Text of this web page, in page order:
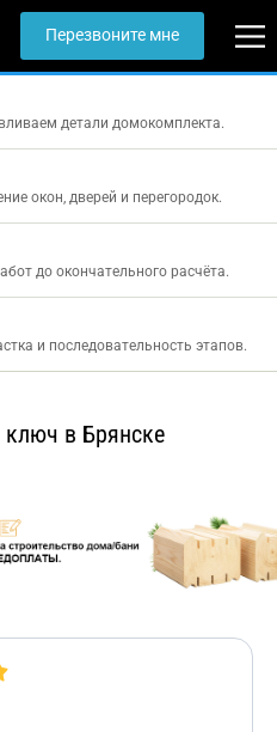
Перезвоните мне
детали домокомплекта.
окон, дверей и перегородок.
до окончательного расчёта.
и последовательность этапов.
в Брянске